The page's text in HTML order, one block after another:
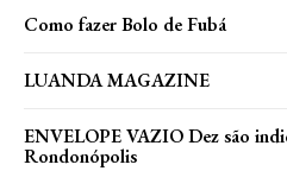
Como fazer Bolo de Fubá
LUANDA MAGAZINE
ENVELOPE VAZIO Dez são
Rondonópolis